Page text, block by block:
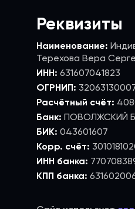
Реквизиты
Наименование:
Терехова Вера
ИНН: 631607041823
ОГРНИП:
Расчётный счёт:
Банк: ПОВОЛЖСКИЙ
БИК: 043601607
Корр. счёт:
ИНН банка:
КПП банка: